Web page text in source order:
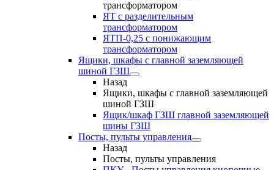
трансформатором
ЯТ с разделительным
трансформатором
ЯТП-0,25 с понижающим
трансформатором
Ящики, шкафы с главной заземляющей
шиной ГЗШ
Назад
Ящики, шкафы с главной заземляющей
шиной ГЗШ
Ящик/шкаф ГЗШ главной заземляющей
шины ГЗШ
Посты, пульты управления
Назад
Посты, пульты управления